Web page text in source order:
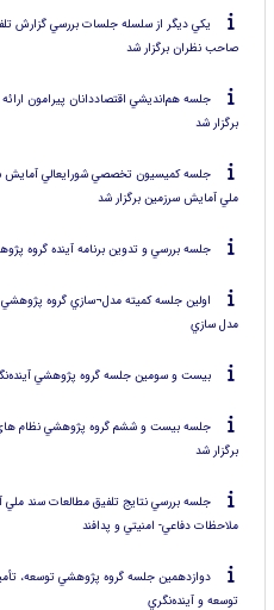
يكي ديگر از سلسله جلسات بررسي گزارش
صاحب نظران برگزار شد
جلسه هم‌انديشي اقتصاددانان پيرامون
برگزار شد
جلسه كميسيون تخصصي شورايعالي آمايش
ملي آمايش سرزمين برگزار شد
جلسه بررسي و تدوين برنامه آينده گروه
اولين جلسه كميته مدل¬سازي گروه
مدل سازي
بيست و سومين جلسه گروه پژوهشي
جلسه بيست و ششم گروه پژوهشي نظام هاي
برگزار شد
جلسه بررسي نتايج تلفيق مطالعات سند
ملاحظات دفاعي- امنيتي و پدافند
دوازدهمين جلسه گروه پژوهشي توسعه،
توسعه و آينده‌نگري